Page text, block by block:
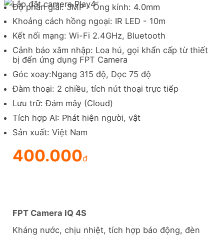
Độ phân giải: 3MP - Ống kính: 4.0mm
Khoảng cách hồng ngoại: IR LED - 10m
Kết nối mạng: Wi-Fi 2.4GHz, Bluetooth
Cảnh báo xâm nhập: Loa hú, gọi khẩn cấp từ thiết
bị đến ứng dụng FPT Camera
Góc xoay:Ngang 315 độ, Dọc 75 độ
Đàm thoại: 2 chiều, tích nút thoại trực tiếp
Lưu trữ: Đám mây (Cloud)
Tích hợp AI: Phát hiện người, vật
Sản xuất: Việt Nam
400.000đ
FPT Camera IQ 4S
Kháng nước, chịu nhiệt, tích hợp báo động, đèn